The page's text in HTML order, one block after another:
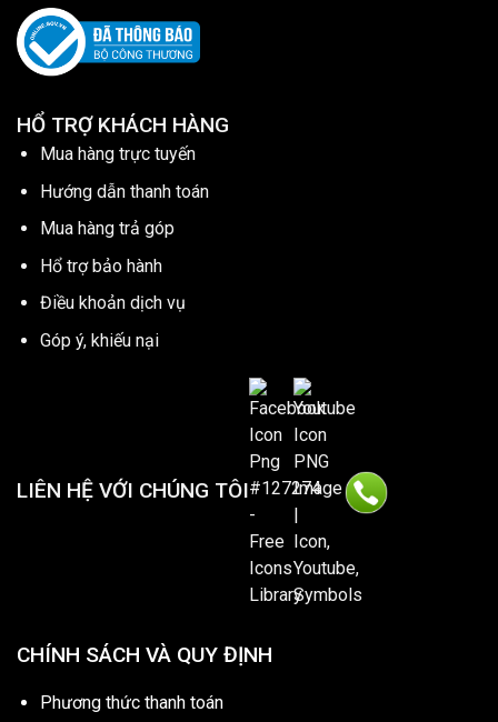
HỔ TRỢ KHÁCH HÀNG
Mua hàng trực tuyến
Hướng dẫn thanh toán
Mua hàng trả góp
Hổ trợ bảo hành
Điều khoản dịch vụ
Góp ý, khiếu nại
LIÊN HỆ VỚI CHÚNG TÔI
CHÍNH SÁCH VÀ QUY ĐỊNH
Phương thức thanh toán